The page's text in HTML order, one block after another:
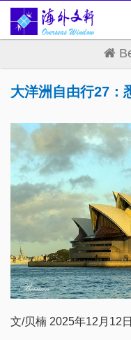
大洋洲自由行27：
文/贝楠 2025年12月12日